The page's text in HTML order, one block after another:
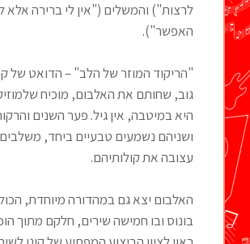
לרצות") והמשלים ("אין לי ברירה אלא
האפשר").
"הריקוד המוזר של הלב" – הדואט של
גוב, שחותם את האלבום, מוכיח
היא במיטבה, אין גיל. פער השנים
ושניהם נשמעים טבעיים ביחד, משלבים
עצובה את קולותיהם.
האלבום יצא גם במהדורה מיוחדת,
בונוס ובו חמישה שירים, חלקם מתוך